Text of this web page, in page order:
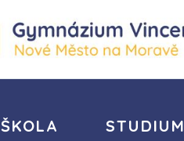
ŠKOLA STUDIUM